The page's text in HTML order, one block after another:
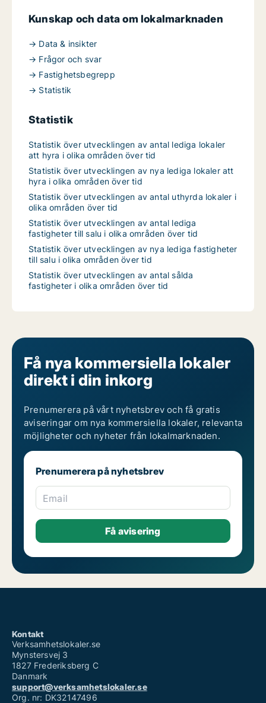
Kunskap och data om lokalmarknaden
→ Data & insikter
→ Frågor och svar
→ Fastighetsbegrepp
→ Statistik
Statistik
Statistik över utvecklingen av antal lediga lokaler
att hyra i olika områden över tid
Statistik över utvecklingen av nya lediga lokaler att
hyra i olika områden över tid
Statistik över utvecklingen av antal uthyrda lokaler i
olika områden över tid
Statistik över utvecklingen av antal lediga
fastigheter till salu i olika områden över tid
Statistik över utvecklingen av nya lediga fastigheter
till salu i olika områden över tid
Statistik över utvecklingen av antal sålda
fastigheter i olika områden över tid
Få nya kommersiella lokaler
direkt i din inkorg
Prenumerera på vårt nyhetsbrev och få gratis
aviseringar om nya kommersiella lokaler, relevanta
möjligheter och nyheter från lokalmarknaden.
Prenumerera på nyhetsbrev
Email
Kontakt
Verksamhetslokaler.se
Mynstersvej 3
1827 Frederiksberg C
Danmark
support@verksamhetslokaler.se
Org. nr: DK32147496